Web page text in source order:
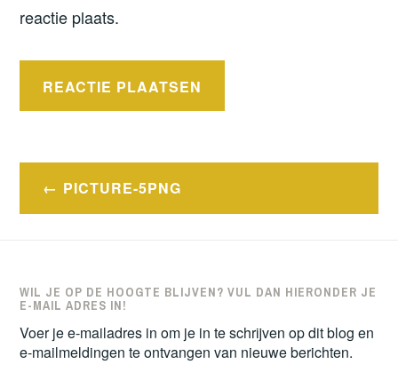
reactie plaats.
Bericht
navigatie
PICTURE-5PNG
WIL JE OP DE HOOGTE BLIJVEN? VUL DAN HIERONDER JE
E-MAIL ADRES IN!
Voer je e-mailadres in om je in te schrijven op dit blog en
e-mailmeldingen te ontvangen van nieuwe berichten.